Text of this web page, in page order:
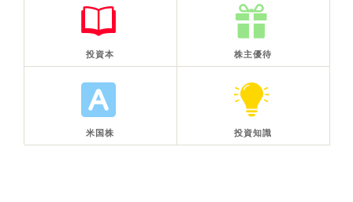
投資本 株主優待
米国株 投資知識